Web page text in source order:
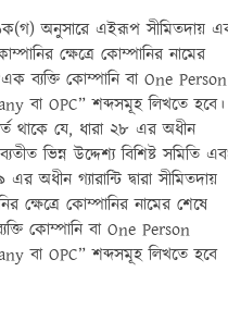
অনুসারে এইরূপ সীমিতদায়
ক্ষেত্রে কোম্পানির নামের
ব্যক্তি কোম্পানি বা One Person
বা OPC” শব্দসমূহ লিখতে হবে।
থাকে যে, ধারা ২৮ এর অধীন
ভিন্ন উদ্দেশ্য বিশিষ্ট সমিতি
এর অধীন গ্যারান্টি দ্বারা সীমিতদায়
ক্ষেত্রে কোম্পানির নামের শেষে
কোম্পানি বা One Person
বা OPC” শব্দসমূহ লিখতে হবে